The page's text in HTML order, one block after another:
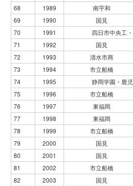
68
1989 南宇和
69
1990 国見
70
1991
四日市中央工
71
1992 国見
72
1993 清水市商
73
1994 市立船橋
74
1995
静岡学園・鹿
75
1996 市立船橋
76
1997 東福岡
77
1998 東福岡
78
1999 市立船橋
79
2000 国見
80
2001 国見
81
2002 市立船橋
82
2003 国見